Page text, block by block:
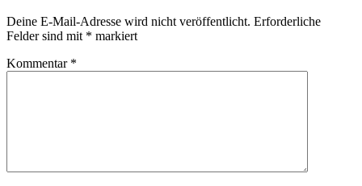
Deine E-Mail-Adresse wird nicht veröffentlicht. Erforderliche
Felder sind mit * markiert
Kommentar *